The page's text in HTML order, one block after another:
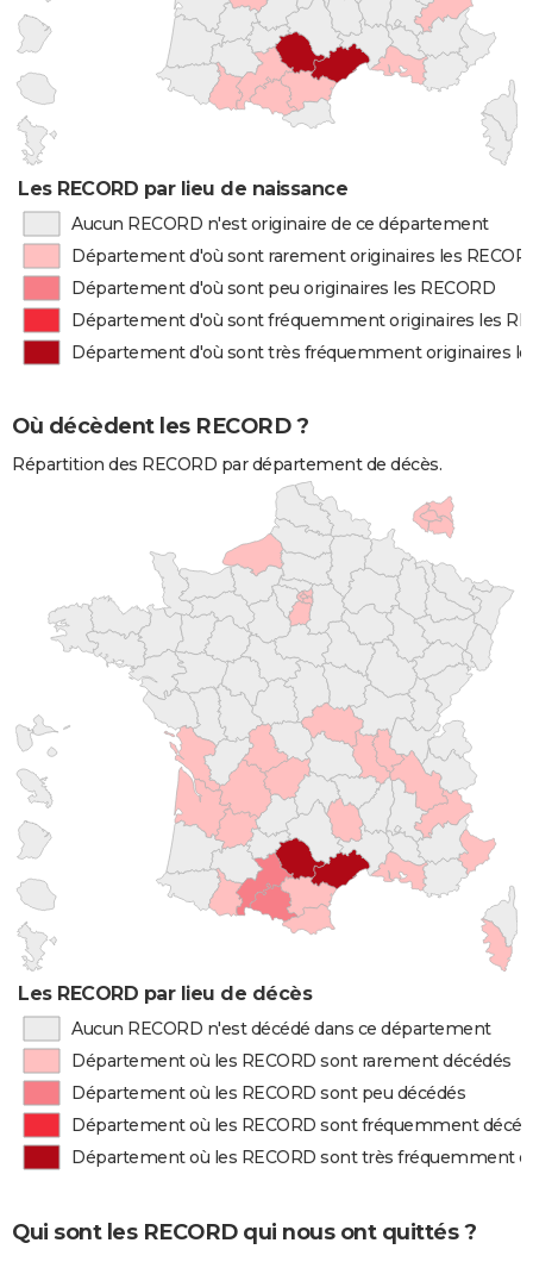
Les RECORD par lieu de naissance
Aucun RECORD n'est originaire de ce département
Département d'où sont rarement originaires les
Département d'où sont peu originaires les RECORD
Département d'où sont fréquemment originaires les
Département d'où sont très fréquemment originaires
Où décèdent les RECORD ?
Répartition des RECORD par département de décès.
Les RECORD par lieu de décès
Aucun RECORD n'est décédé dans ce département
Département où les RECORD sont rarement décédés
Département où les RECORD sont peu décédés
Département où les RECORD sont fréquemment
Département où les RECORD sont très fréquemment
Qui sont les RECORD qui nous ont quittés ?